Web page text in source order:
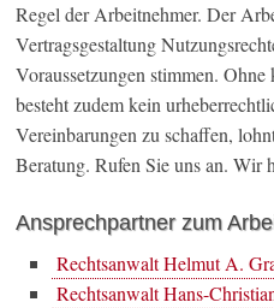
Regel der Arbeitnehmer. Der
Vertragsgestaltung
Voraussetzungen stimmen.
besteht zudem kein
Vereinbarungen zu schaffen,
Beratung. Rufen Sie uns an. Wir
Ansprechpartner zum
Rechtsanwalt Helmut A.
Rechtsanwalt Hans-